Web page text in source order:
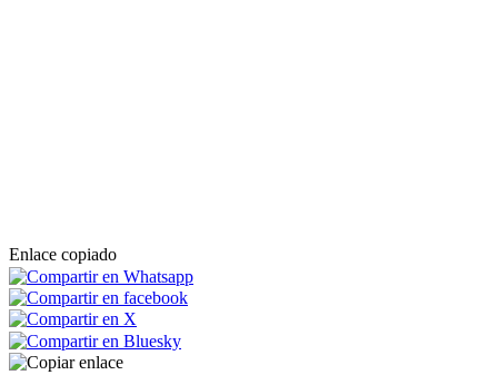
Enlace copiado